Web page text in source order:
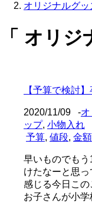
オリジナルグッ
「 オリ
【予算で検討
2020/11/09 -
ップ, 小物入れ
予算, 値段, 金額
早いものでも
けたなーと思
感じる今日こ
お子さんが小